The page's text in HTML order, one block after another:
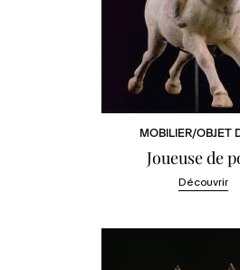
MOBILIER/OBJET
Joueuse de
Découvrir